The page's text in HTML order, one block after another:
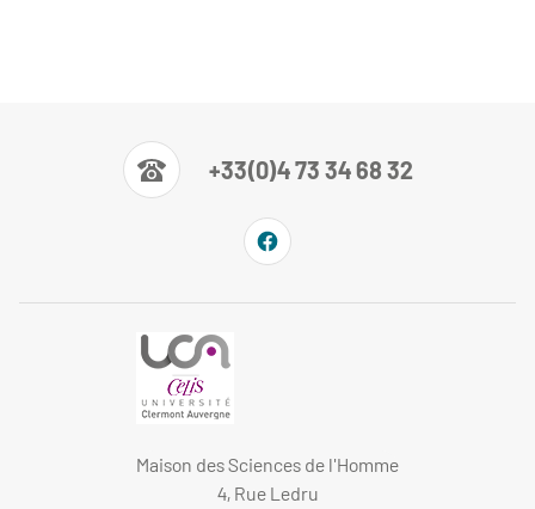
+33(0)4 73 34 68 32
Maison des Sciences de l'Homme
4, Rue Ledru